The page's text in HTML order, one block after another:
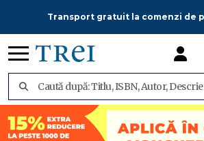
Transport gratuit la comenzi de